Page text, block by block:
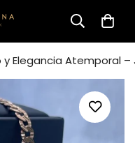
Elegancia Atemporal